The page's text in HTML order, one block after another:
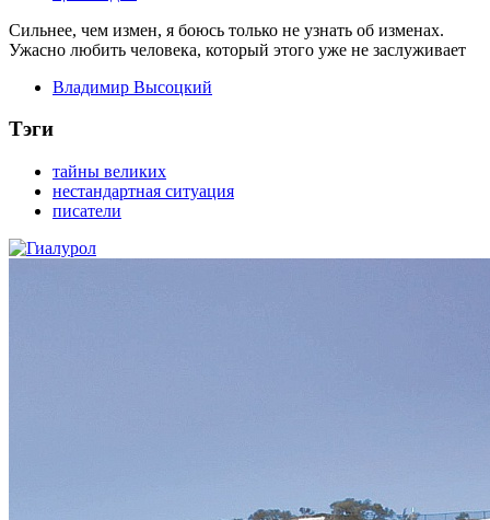
Сильнее, чем измен, я боюсь только не узнать об изменах.
Ужасно любить человека, который этого уже не заслуживает
Владимир Высоцкий
Тэги
тайны великих
нестандартная ситуация
писатели